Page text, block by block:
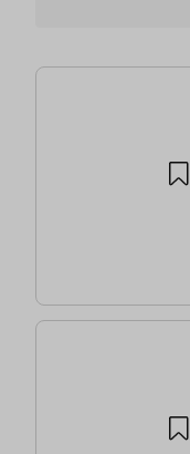
4 Artikel gefunden